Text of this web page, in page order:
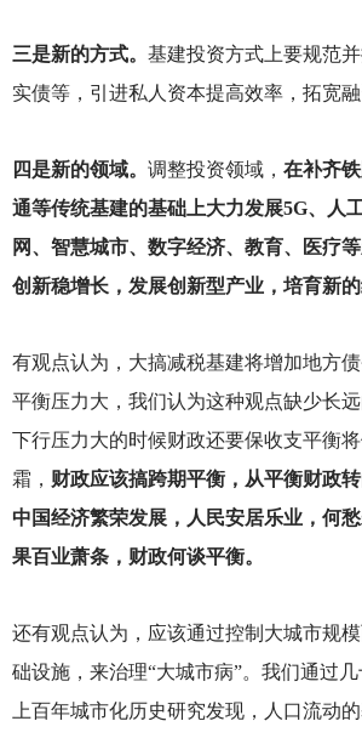
三是新的方式。 基建投资方式上要规范
实债等，引进私人资本提高效率，拓宽融
四是新的领域。 调整投资领域， 在补齐
通等传统基建的基础上大力发展5G、人
网、智慧城市、数字经济、教育、医疗
创新稳增长，发展创新型产业，培育新的
有观点认为，大搞减税基建将增加地方
平衡压力大，我们认为这种观点缺少长
下行压力大的时候财政还要保收支平衡
霜， 财政应该搞跨期平衡，从平衡财政
中国经济繁荣发展，人民安居乐业，何
果百业萧条，财政何谈平衡。
还有观点认为，应该通过控制大城市规
础设施，来治理“大城市病”。我们通过
上百年城市化历史研究发现，人口流动